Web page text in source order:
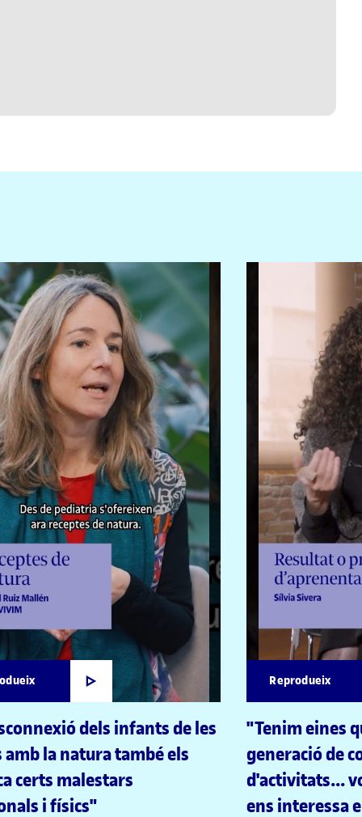
dels infants de les
la natura també els
certs malestars
i físics"
Reprodueix
"Tenim eines
generació de
d'activitats...
ens interessa